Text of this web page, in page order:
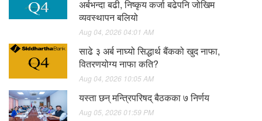
अर्बभन्दा बढी, निष्कृय कर्जा बढेपनि जोखिम
व्यवस्थापन बलियो
Aug 04, 2026 04:01 AM
साढे ३ अर्ब नाघ्यो सिद्धार्थ बैंकको खुद नाफा,
वितरणयोग्य नाफा कति?
Aug 04, 2026 10:05 AM
यस्ता छन् मन्त्रिपरिषद् बैठकका ७ निर्णय
Aug 05, 2026 01:59 PM